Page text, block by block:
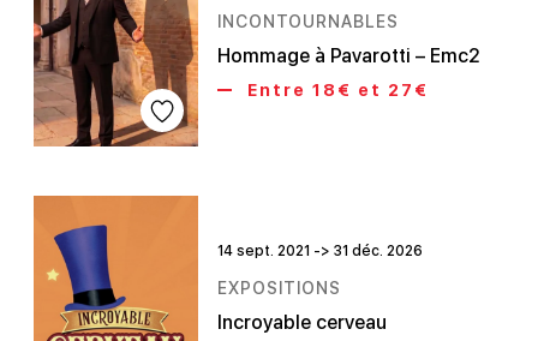
INCONTOURNABLES
Hommage à Pavarotti – Emc2
Entre 18€ et 27€
14 sept. 2021 -> 31 déc. 2026
EXPOSITIONS
Incroyable cerveau